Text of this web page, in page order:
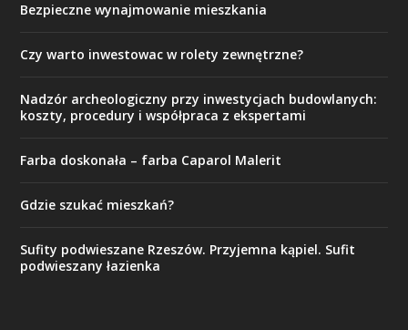
Bezpieczne wynajmowanie mieszkania
Czy warto inwestowac w rolety zewnętrzne?
Nadzór archeologiczny przy inwestycjach budowlanych:
koszty, procedury i współpraca z ekspertami
Farba doskonała – farba Caparol Malerit
Gdzie szukać mieszkań?
Sufity podwieszane Rzeszów. Przyjemna kąpiel. Sufit
podwieszany łazienka